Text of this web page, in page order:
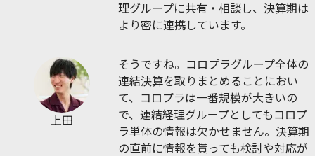
理グループに共有・相談し、決算期は
より密に連携しています。
上田
そうですね。コロプラグループ全体の
連結決算を取りまとめることにおい
て、コロプラは一番規模が大きいの
で、連結経理グループとしてもコロプ
ラ単体の情報は欠かせません。決算期
の直前に情報を貰っても検討や対応が